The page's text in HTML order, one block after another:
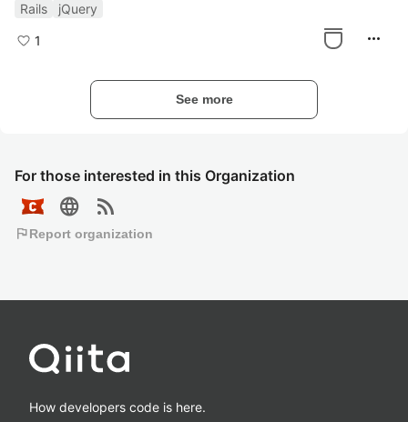
For those interested in this Organization
language rss_feed
flagReport organization
Rails jQuery
1 more_horiz
See more
How developers code is here.